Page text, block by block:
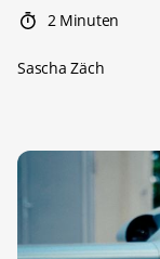
2 Minuten
Sascha Zäch